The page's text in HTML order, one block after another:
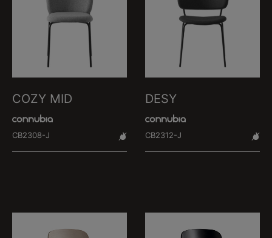
COZY MID
CB2308-J
DESY
CB2312-J